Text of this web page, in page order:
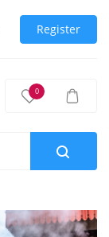
Register
0